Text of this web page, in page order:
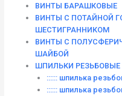
ВИНТЫ БАРАШКОВЫЕ
ВИНТЫ С ПОТАЙНОЙ
ШЕСТИГРАННИКОМ
ВИНТЫ С
ШАЙБОЙ
ШПИЛЬКИ РЕЗЬБОВЫЕ
:::::: шпилька
:::::: шпилька